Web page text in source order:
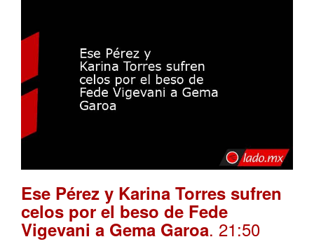
Ese Pérez y Karina Torres sufren
celos por el beso de Fede
Vigevani a Gema Garoa. 21:50